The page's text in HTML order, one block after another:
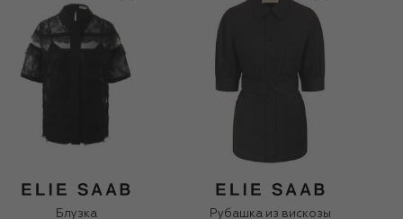
Блузка Рубашка из вискозы